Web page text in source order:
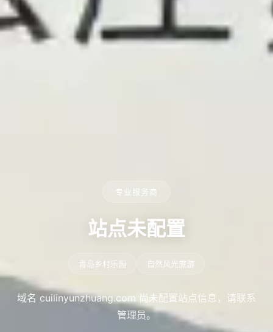
专业服务商
站点未配置
青岛乡村乐园 自然风光旅游
域名 cuilinyunzhuang.com 尚未配置站点信息，请联系
管理员。